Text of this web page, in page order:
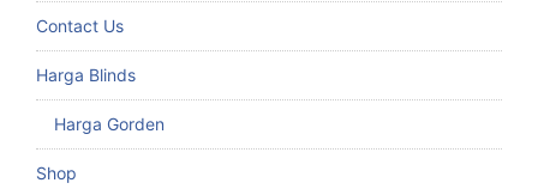
Contact Us
Harga Blinds
Harga Gorden
Shop